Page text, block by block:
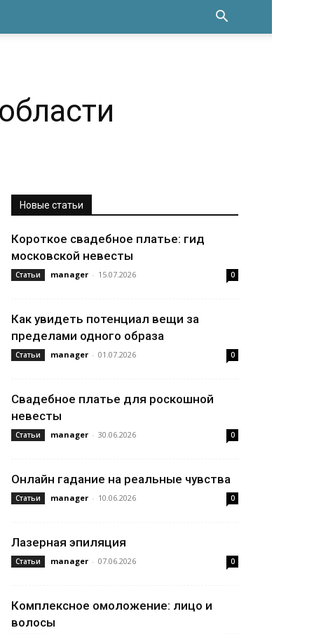
Новые статьи
Короткое свадебное платье: гид
московской невесты
Статьи manager - 15.07.2026 0
Как увидеть потенциал вещи за
пределами одного образа
Статьи manager - 01.07.2026 0
Свадебное платье для роскошной
невесты
Статьи manager - 30.06.2026 0
Онлайн гадание на реальные чувства
Статьи manager - 10.06.2026 0
Лазерная эпиляция
Статьи manager - 07.06.2026 0
Комплексное омоложение: лицо и
волосы